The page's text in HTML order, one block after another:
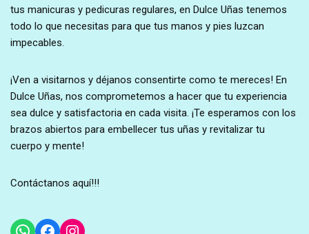
tus manicuras y pedicuras regulares, en Dulce Uñas tenemos
todo lo que necesitas para que tus manos y pies luzcan
impecables.
¡Ven a visitarnos y déjanos consentirte como te mereces! En
Dulce Uñas, nos comprometemos a hacer que tu experiencia
sea dulce y satisfactoria en cada visita. ¡Te esperamos con los
brazos abiertos para embellecer tus uñas y revitalizar tu
cuerpo y mente!
Contáctanos aquí!!!